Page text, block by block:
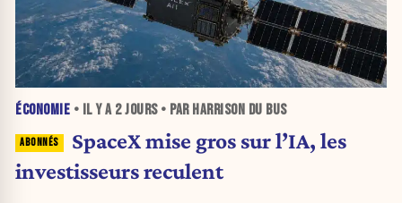
ÉCONOMIE • IL Y A 2 JOURS• PAR HARRISON DU BUS
SpaceX mise gros sur l’IA, les
investisseurs reculent